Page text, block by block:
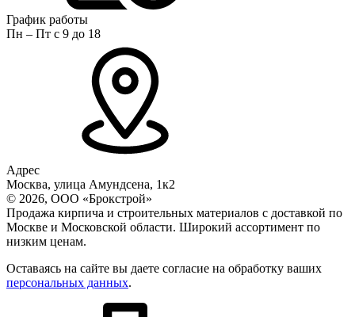
График работы
Пн – Пт с 9 до 18
Адрес
Москва, улица Амундсена, 1к2
© 2026, ООО «Брокстрой»
Продажа кирпича и строительных материалов с доставкой по
Москве и Московской области. Широкий ассортимент по
низким ценам.
Оставаясь на сайте вы даете согласие на обработку ваших
персональных данных.